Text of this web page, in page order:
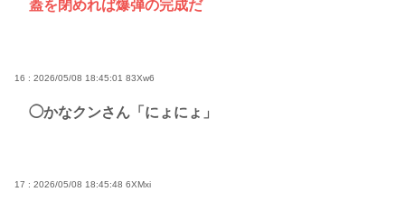
蓋を閉めれば爆弾の完成だ
16 : 2026/05/08 18:45:01 83Xw6
◯かなクンさん「にょにょ」
17 : 2026/05/08 18:45:48 6XMxi